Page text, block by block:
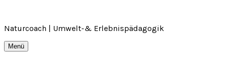
springen
Naturcoach | Umwelt-& Erlebnispädagogik
Menü